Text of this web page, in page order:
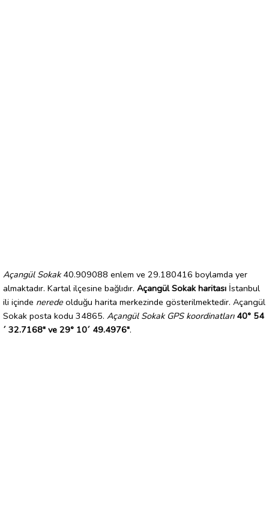
Açangül Sokak40.909088 enlem ve 29.180416 boylamda yer
almaktadır. Kartal ilçesine bağlıdır. Açangül Sokak haritası İstanbul
ili içinde nerede olduğu harita merkezinde gösterilmektedir. Açangül
Sokak posta kodu 34865. Açangül Sokak GPS koordinatları 40° 54
´ 32.7168" ve 29° 10´ 49.4976".